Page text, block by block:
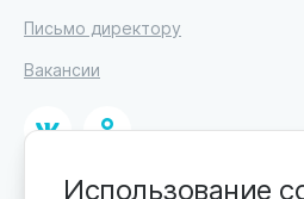
Письмо директору
Вакансии
© 2026Использование